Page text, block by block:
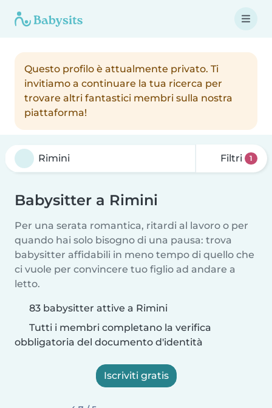
Questo profilo è attualmente privato. Ti
invitiamo a continuare la tua ricerca per
trovare altri fantastici membri sulla nostra
piattaforma!
Filtri 1
Babysitter a Rimini
Per una serata romantica, ritardi al lavoro o per
quando hai solo bisogno di una pausa: trova
babysitter affidabili in meno tempo di quello che
ci vuole per convincere tuo figlio ad andare a
letto.
83 babysitter attive a Rimini
Tutti i membri completano la verifica
obbligatoria del documento d'identità
Iscriviti gratis